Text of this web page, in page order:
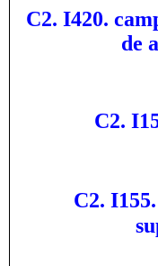
C2. I420.
de
C2.
C2.